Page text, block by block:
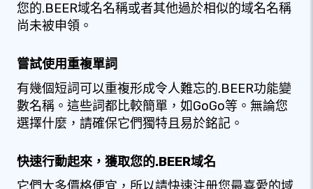
您的.BEER域名名稱或者其他過於相似的域名名稱
尚未被申領。
嘗試使用重複單詞
有幾個短詞可以重複形成令人難忘的.BEER功能變
數名稱。這些詞都比較簡單，如GoGo等。無論您
選擇什麼，請確保它們獨特且易於銘記。
快速行動起來，獲取您的.BEER域名